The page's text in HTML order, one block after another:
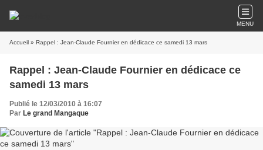
MENU
Accueil » Rappel : Jean-Claude Fournier en dédicace ce samedi 13 mars
Rappel : Jean-Claude Fournier en dédicace ce
samedi 13 mars
Publié le 12/03/2010 à 16:07
Par Le grand Mangaque